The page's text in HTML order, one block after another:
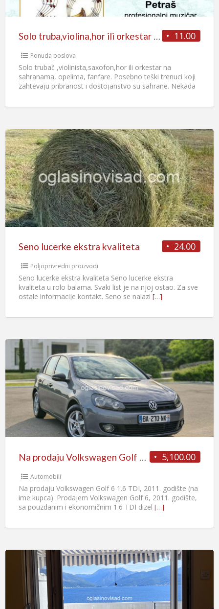
11.00
Solo truba,violina,hor ili orkestar za sahrane pogrebe Srbija
Ponuda poslova
Solo trubač ,violinista,saxofon,hor ili orkestar na
sahranama, opelima, fanfare. Posebno teški trenuci koji
zahtevaju pribranost i dostojanstvo su sahrane. Nekada
24.00
Seno lucerke ekstra kvaliteta
Poljoprivredni proizvodi
Seno lucerke ekstra kvaliteta Seno lucerke ekstra
kvaliteta u rolo balama. Svaki list je na njoj ostao. Za sve
ostale informacije kontakt. Seno se nalazi […]
5,100.00
Automobili
Na prodaju Volkswagen Golf 6 1.6 TDI, 2011. godište (na
ime kupca). Prodajem Volkswagen Golf 6, 2011. godište,
sa pouzdanim i ekonomičnim 1.6 TDI dizel […]